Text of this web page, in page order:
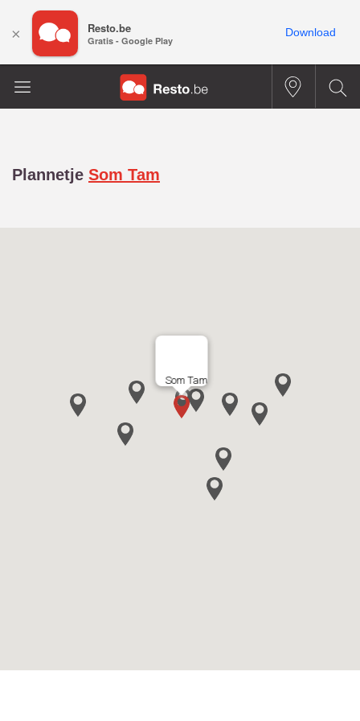
Plannetje Som Tam
Som Tam
× Resto.be
Gratis - Google Play
Download